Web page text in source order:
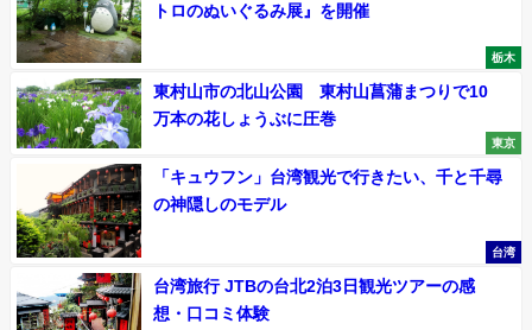
栃木
トロのぬいぐるみ展』を開催
東京
東村山市の北山公園 東村山菖蒲まつりで10
万本の花しょうぶに圧巻
台湾
「キュウフン」台湾観光で行きたい、千と千尋
の神隠しのモデル
台湾旅行 JTBの台北2泊3日観光ツアーの感
想・口コミ体験